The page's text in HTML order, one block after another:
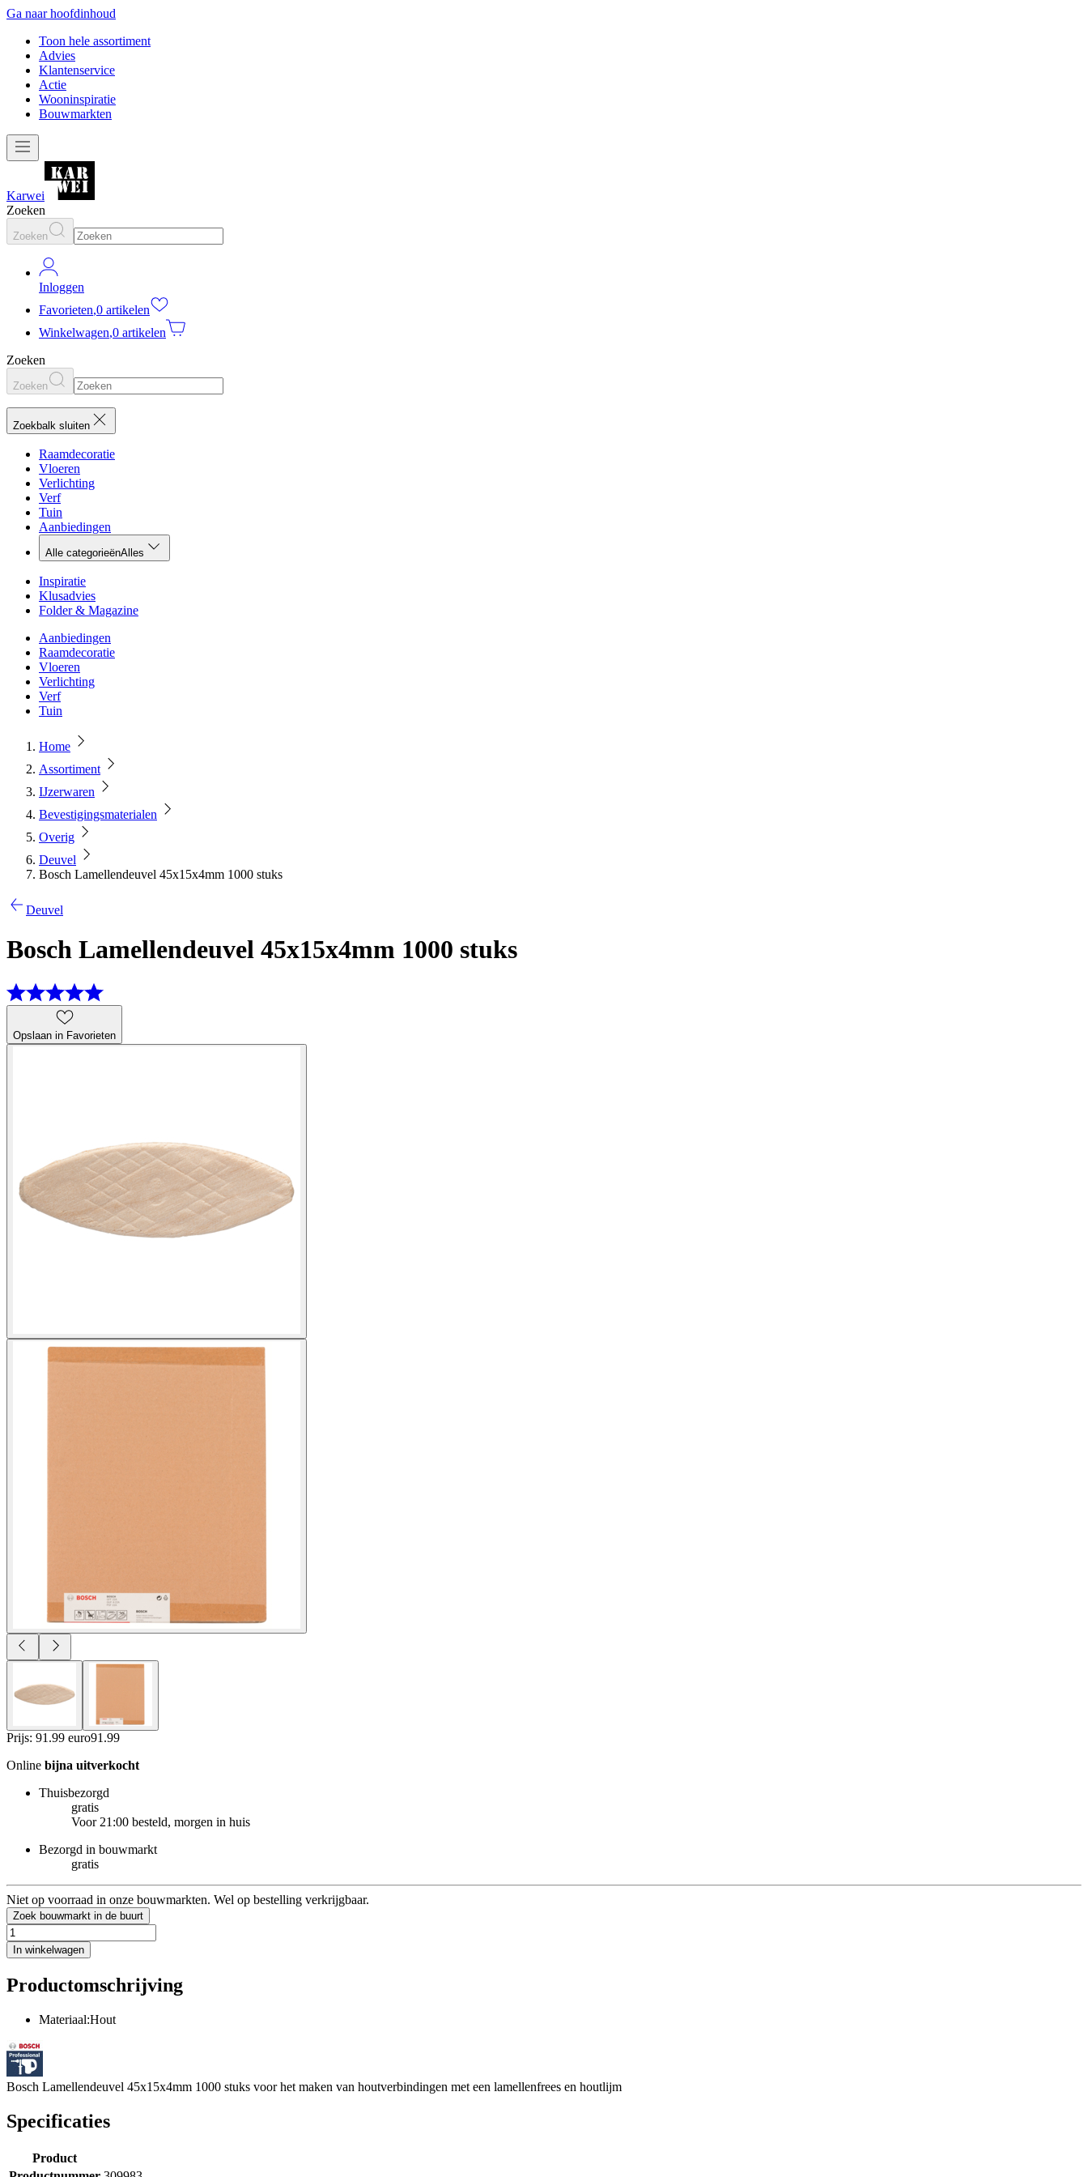
Ga naar hoofdinhoud
Toon hele assortiment
Advies
Klantenservice
Actie
Wooninspiratie
Bouwmarkten
Karwei
Zoeken
Zoeken
Inloggen
Favorieten,0 artikelen
Winkelwagen,0 artikelen
Zoeken
Zoeken
Zoekbalk sluiten
Raamdecoratie
Vloeren
Verlichting
Verf
Tuin
Aanbiedingen
Alle categorieënAlles
Inspiratie
Klusadvies
Folder & Magazine
Aanbiedingen
Raamdecoratie
Vloeren
Verlichting
Verf
Tuin
Home
Assortiment
IJzerwaren
Bevestigingsmaterialen
Overig
Deuvel
Bosch Lamellendeuvel 45x15x4mm 1000 stuks
Deuvel
Bosch Lamellendeuvel 45x15x4mm 1000 stuks
Opslaan in Favorieten
Prijs: 91.99 euro91 .99
Online bijna uitverkocht
Thuisbezorgd
gratis
Voor 21:00 besteld, morgen in huis
Bezorgd in bouwmarkt
gratis
Niet op voorraad in onze bouwmarkten. Wel op bestelling verkrijgbaar.
Zoek bouwmarkt in de buurt
In winkelwagen
Productomschrijving
Materiaal:Hout
Bosch Lamellendeuvel 45x15x4mm 1000 stuks voor het maken van houtverbindingen met een lamellenfrees en houtlijm
Specificaties
Product